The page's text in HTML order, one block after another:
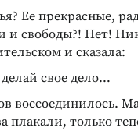
Ее прекрасные,
и свободы?! Нет!
и сказала:
свое дело…
воссоединилось.
только